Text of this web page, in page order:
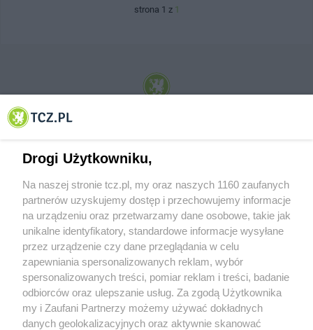
strona 1 z 1
© 2001-2026 Tczew - TCZ.PL Sp. z o.o. Internetowy Serwis Informacyjny Miasta
O FIRMIE POLITYKA PRYWATNOŚCI HOSTING
REKLAMA WSPÓŁPRACA RSS FACEBOOK KONTAKT
Nasze serwisy
Drogi Użytkowniku,
Na naszej stronie tcz.pl, my oraz naszych 1160 zaufanych
partnerów uzyskujemy dostęp i przechowujemy informacje
na urządzeniu oraz przetwarzamy dane osobowe, takie jak
unikalne identyfikatory, standardowe informacje wysyłane
przez urządzenie czy dane przeglądania w celu
zapewniania spersonalizowanych reklam, wybór
spersonalizowanych treści, pomiar reklam i treści, badanie
odbiorców oraz ulepszanie usług. Za zgodą Użytkownika
my i Zaufani Partnerzy możemy używać dokładnych
danych geolokalizacyjnych oraz aktywnie skanować